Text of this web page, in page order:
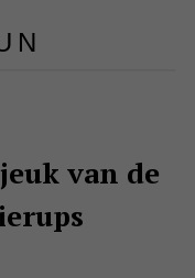
van de